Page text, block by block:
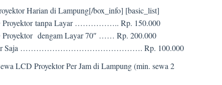
Harian di Lampung[/box_info] [basic_list]
Proyektor tanpa Layar …………….. Rp. 150.000
Proyektor dengam Layar 70″ …… Rp. 200.000
Saja ………………………………………. Rp. 100.000
LCD Proyektor Per Jam di Lampung (min. sewa 2